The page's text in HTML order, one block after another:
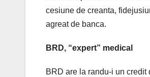
cesiune de creanta,
agreat de banca.
BRD, “expert” medical
BRD are la randu-i un